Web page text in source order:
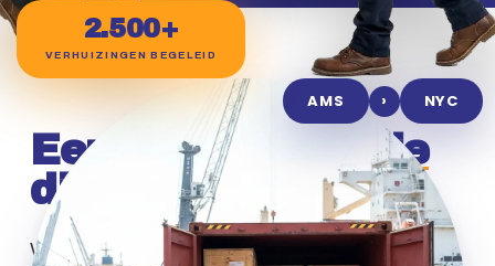
AMS › NYC
2.500+
VERHUIZINGEN BEGELEID
Een
verhuisfamilie
die de wereld kent
Wij zijn geen vergelijkingssite die u opzadelt met